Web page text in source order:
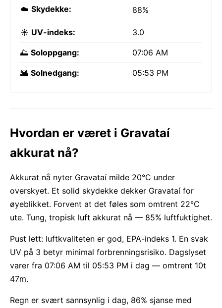
☁️ Skydekke: 88%
☀️ UV-indeks: 3.0
🌅 Soloppgang: 07:06 AM
🌇 Solnedgang: 05:53 PM
Hvordan er været i Gravataí
akkurat nå?
Akkurat nå nyter Gravataí milde 20°C under
overskyet. Et solid skydekke dekker Gravataí for
øyeblikket. Forvent at det føles som omtrent 22°C
ute. Tung, tropisk luft akkurat nå — 85% luftfuktighet.
Pust lett: luftkvaliteten er god, EPA-indeks 1. En svak
UV på 3 betyr minimal forbrenningsrisiko. Dagslyset
varer fra 07:06 AM til 05:53 PM i dag — omtrent 10t
47m.
Regn er svært sannsynlig i dag, 86% sjanse med